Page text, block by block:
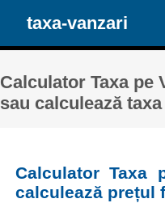
taxa-vanzari
Calculator Taxa pe
sau calculează
Calculator Taxa
calculează prețul